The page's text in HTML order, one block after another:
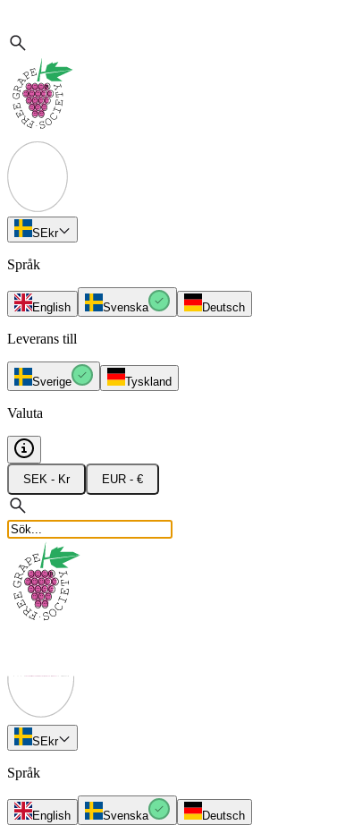
SEkr
Språk
English Svenska Deutsch
Leverans till
Sverige Tyskland
Valuta
SEK - Kr EUR - €
SEkr
Språk
English Svenska Deutsch